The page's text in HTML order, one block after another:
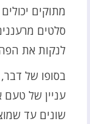
מתוקים
סלטים
לנקות את הפה
בסופו של
עניין של טעם
שונים עד